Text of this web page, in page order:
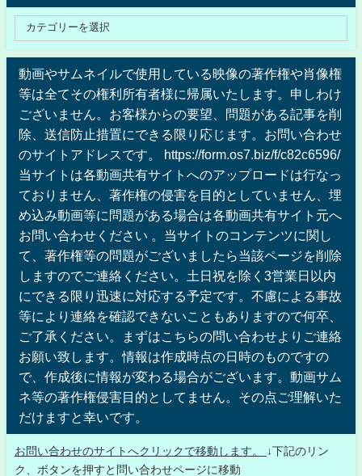
動画やサムネイルで使用している映像の著作権や肖像権
等は全てその権利所有者様に帰属いたします。申しわけ
ございません。お客様からの要望、問題がある記事を削
除、送信防止措置にできる限り応じます。お問い合わせ
のサイトアドレスです。 https://form.os7.biz/f/c82c6596/
当サイトは各動画共有サイトへのアップロードは行なっ
ておりません、著作権の侵害を目的としていません、埋
め込み動画等に問題がある場合は各動画共有サイト元へ
お問い合わせください 。当サイトのコンテンツに関し
て、著作権等の問題がございましたら当該ページを削除
しますのでご連絡ください。土日祝を除く3営業日以内
にできる限り迅速に対応する予定です。不慮による事故
等により連絡を確認できないこともありますので何卒、
ご了承ください。まずはこちらの問い合わせよりご連絡
お願い致します。情報は作成時点の日時のものですの
で、作成後に情報が変わる場合がございます。動画サム
ネ等の著作権侵害目的としてません。その点ご理解いた
だけますと幸いです。
お問い合わせのサイトへクリックで移動します。
↓下記のリン
ク、ボタンを押すと問い合わせページに移動